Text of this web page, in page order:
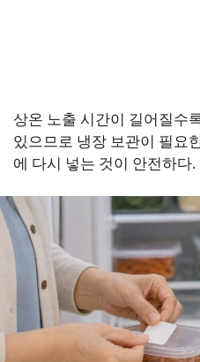
상온 노출 시간이 길어질수
있으므로 냉장 보관이 필요
에 다시 넣는 것이 안전하다.